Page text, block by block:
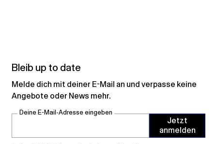
Bleib up to date
Melde dich mit deiner E-Mail an und verpasse keine
Angebote oder News mehr.
Deine E-Mail-Adresse eingeben
Jetzt
anmelden